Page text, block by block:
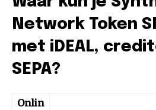
Network Token
met iDEAL,
SEPA?
Onlin